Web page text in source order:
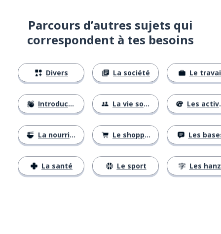
Parcours d’autres sujets qui
correspondent à tes besoins
Divers
Introductions
La nourriture
La santé
La société
La vie sociale
Le shopping
Le sport
Le
Les activités
Les
Les